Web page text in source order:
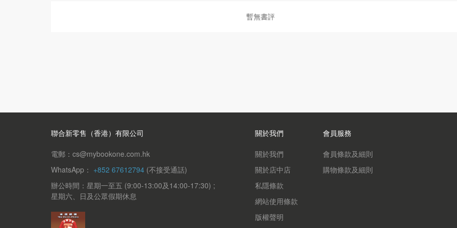
暫無書評
聯合新零售（香港）有限公司
電郵：cs@mybookone.com.hk
WhatsApp： +852 67612794 (不接受通話)
辦公時間：星期一至五 (9:00-13:00及14:00-17:30) ;
星期六、日及公眾假期休息
關於我們
關於我們
關於店中店
私隱條款
網站使用條款
版權聲明
會員服務
會員條款及細則
購物條款及細則